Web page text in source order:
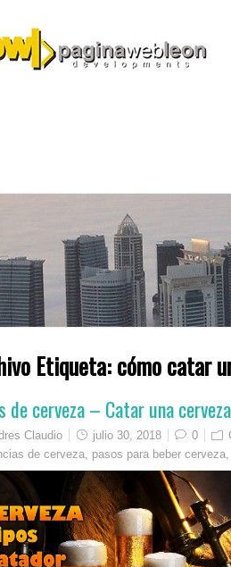
Etiqueta:cómo catar
de cerveza – Catar una cerveza
Claudio julio 30, 2018 0
de cerveza, pasos para beber cerveza,